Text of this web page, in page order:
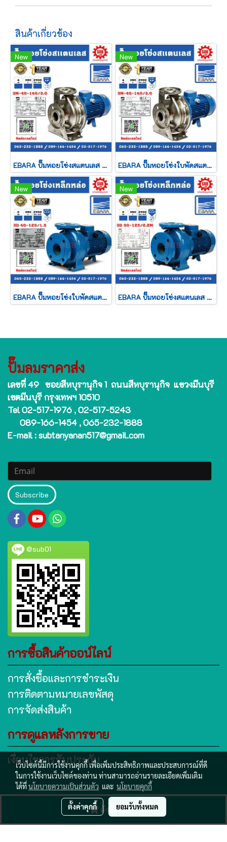
สั่งซื้อสินค้า
สินค้าเกี่ยวข้อง
New
EBARA ปั๊มหอยโข่งสแตนเลส รุ่น 3M-40-160/3.0 ไฟ 380V กำลัง 4 แรงม้า ท่อ 2.5" ปั๊มน้ำ ปั๊มหอยโข่ง ของดีราคาถูก ที่นี่เท่านั้น รับประกัน 1 ปี
New
EBARA ปั๊มหอยโข่งใบพัดสแตนเลส รุ่น 3D-40-160/3.0 ไฟ 380V กำลัง 4 แรงม้า ท่อ 2.5x1.5" ปั๊มน้ำ ปั๊มหอยโข่ง ของดีราคาถูก ที่นี่เท่านั้น รับประกัน 1 ปี
New
EBARA ปั๊มหอยโข่งใบพัดสแตนเลส รุ่น 3D-40-125/1.5 ไฟ 380V กำลัง 2 แรงม้า ท่อ 2.5x1.5" ปั๊มน้ำ ปั๊มหอยโข่ง ของดีราคาถูก ที่นี่เท่านั้น รับประกัน 1 ปี
New
EBARA ปั๊มหอยโข่งสแตนเลส รุ่น 3D-50-125/2.2M ไฟ 220V กำลัง 3 แรงม้า ท่อ 2.5x2" ปั๊มน้ำ ปั๊มหอยโข่ง ของดีราคาถูก ที่นี่เท่านั้น รับประกัน 1 ปี
ปั๊มลมราคาส่ง
เลขที่ 49 ซอยสีหบุรานุกิจ 1 ถนนสีหบุรานุกิจ แขวงมีนบุรี
เขตมีนบุรี กรุงเทพฯ 10510
Tel 02-517-1976 , 02-517-5243
089-166-1454 , 065-232-1888
E-mail : subtanyanan517@gmail.com
Subscribe
@sub01
การซื้อสินค้าออน์ไลน์
การสั่งซื้อและการชำระเงิน
การติดตามหมายเลขพัสดุ
การจัดส่งสินค้า
การดูแลหลังการขาย
เงื่อนไขการรับประกัน
www.subtanyanan.com
เว็บไซต์นี้มีการใช้งานคุกกี้ เพื่อเพิ่มประสิทธิภาพและประสบการณ์ที่ดี
ในการใช้งานเว็บไซต์ของท่าน ท่านสามารถอ่านรายละเอียดเพิ่มเติม
ได้ที่นโยบายความเป็นส่วนตัว และ นโยบายคุกกี้
ตั้งค่าคุกกี้ ยอมรับทั้งหมด